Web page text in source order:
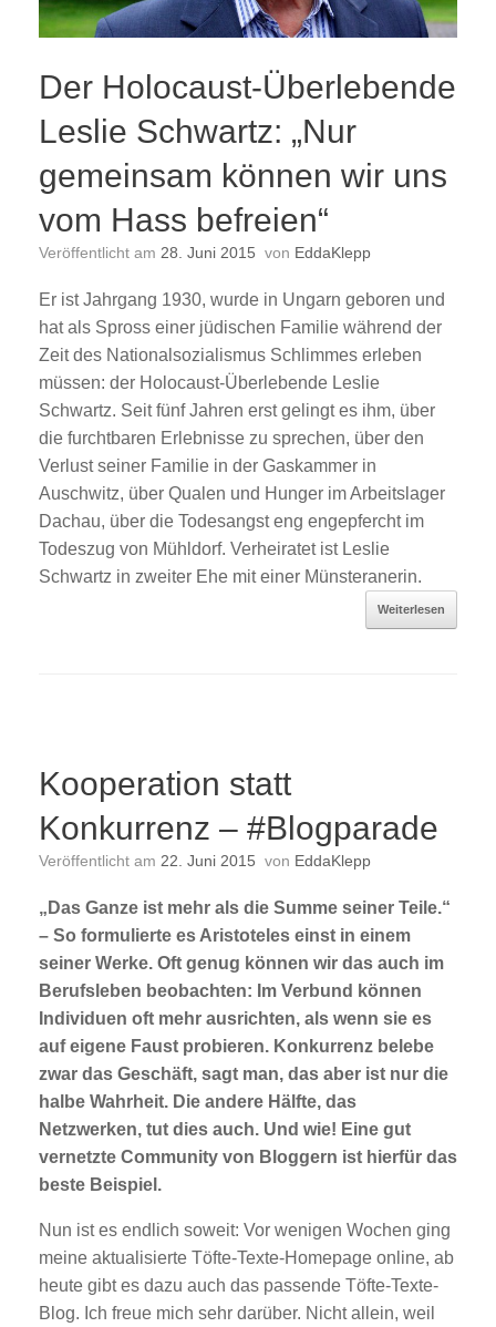
Der Holocaust-Überlebende
Leslie Schwartz: „Nur
gemeinsam können wir uns
vom Hass befreien“
Veröffentlicht am 28. Juni 2015 von EddaKlepp
Er ist Jahrgang 1930, wurde in Ungarn geboren und
hat als Spross einer jüdischen Familie während der
Zeit des Nationalsozialismus Schlimmes erleben
müssen: der Holocaust-Überlebende Leslie
Schwartz. Seit fünf Jahren erst gelingt es ihm, über
die furchtbaren Erlebnisse zu sprechen, über den
Verlust seiner Familie in der Gaskammer in
Auschwitz, über Qualen und Hunger im Arbeitslager
Dachau, über die Todesangst eng engepfercht im
Todeszug von Mühldorf. Verheiratet ist Leslie
Schwartz in zweiter Ehe mit einer Münsteranerin.
Weiterlesen
Kooperation statt
Konkurrenz – #Blogparade
Veröffentlicht am 22. Juni 2015 von EddaKlepp
„Das Ganze ist mehr als die Summe seiner Teile.“
– So formulierte es Aristoteles einst in einem
seiner Werke. Oft genug können wir das auch im
Berufsleben beobachten: Im Verbund können
Individuen oft mehr ausrichten, als wenn sie es
auf eigene Faust probieren. Konkurrenz belebe
zwar das Geschäft, sagt man, das aber ist nur die
halbe Wahrheit. Die andere Hälfte, das
Netzwerken, tut dies auch. Und wie! Eine gut
vernetzte Community von Bloggern ist hierfür das
beste Beispiel.
Nun ist es endlich soweit: Vor wenigen Wochen ging
meine aktualisierte Töfte-Texte-Homepage online, ab
heute gibt es dazu auch das passende Töfte-Texte-
Blog. Ich freue mich sehr darüber. Nicht allein, weil